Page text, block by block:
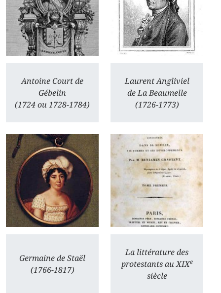
Antoine Court de
Gébelin
(1724 ou 1728-1784)
Laurent Angliviel
de La Beaumelle
(1726-1773)
Germaine de Staël
(1766-1817)
La littérature des
protestants au XIXe
siècle